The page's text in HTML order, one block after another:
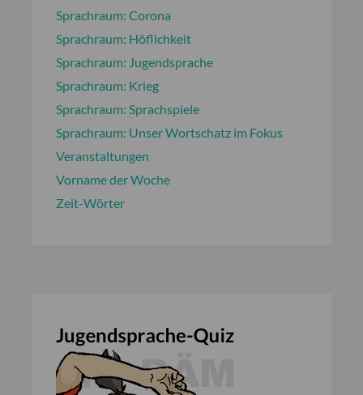
Sprachraum: Corona
Sprachraum: Höflichkeit
Sprachraum: Jugendsprache
Sprachraum: Krieg
Sprachraum: Sprachspiele
Sprachraum: Unser Wortschatz im Fokus
Veranstaltungen
Vorname der Woche
Zeit-Wörter